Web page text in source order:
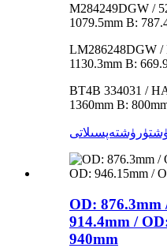
M284249DGW /
1079.5mm B:
LM286248DGW /
1130.3mm B:
BT4B 334031 /
1360mm B:
تەپسىلاتى
OD: 876.3mm
914.4mm /
940mm